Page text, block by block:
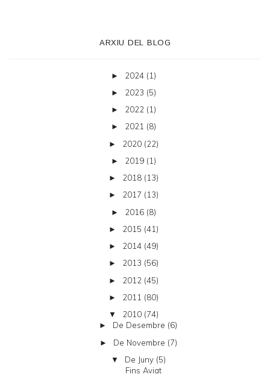
ARXIU DEL BLOG
► 2024 (1)
► 2023 (5)
► 2022 (1)
► 2021 (8)
► 2020 (22)
► 2019 (1)
► 2018 (13)
► 2017 (13)
► 2016 (8)
► 2015 (41)
► 2014 (49)
► 2013 (56)
► 2012 (45)
► 2011 (80)
▼ 2010 (74)
► De Desembre (6)
► De Novembre (7)
▼ De Juny (5)
Fins Aviat